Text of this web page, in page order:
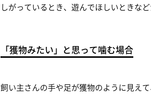
しがっているとき、遊んでほしいときな
「獲物みたい」と思って噛む場合
飼い主さんの手や足が獲物のように見え